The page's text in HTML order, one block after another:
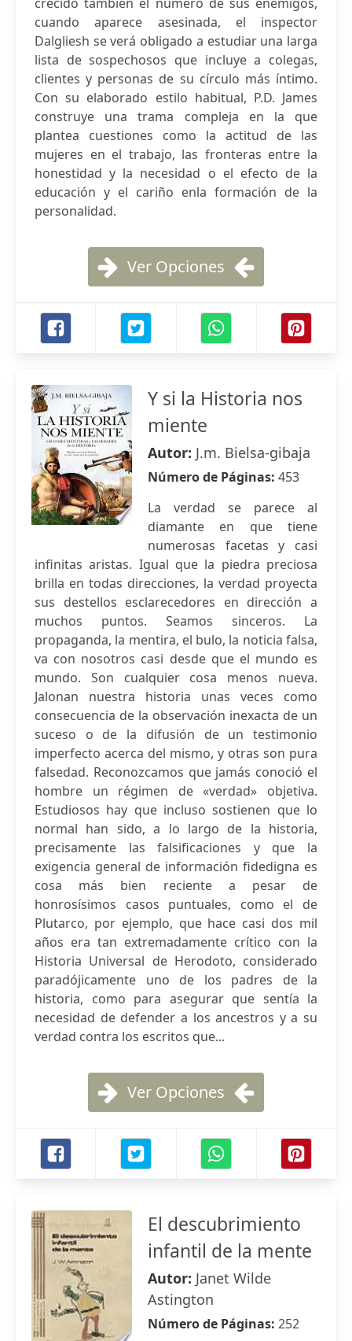
cuando aparece asesinada, el inspector
Dalgliesh se verá obligado a estudiar una larga
lista de sospechosos que incluye a colegas,
clientes y personas de su círculo más íntimo.
Con su elaborado estilo habitual, P.D. James
construye una trama compleja en la que
plantea cuestiones como la actitud de las
mujeres en el trabajo, las fronteras entre la
honestidad y la necesidad o el efecto de la
educación y el cariño enla formación de la
personalidad.
Ver Opciones
Y si la Historia nos
miente
Autor: J.m. Bielsa-gibaja
Número de Páginas: 453
La verdad se parece al
diamante en que tiene
numerosas facetas y casi
infinitas aristas. Igual que la piedra preciosa
brilla en todas direcciones, la verdad proyecta
sus destellos esclarecedores en dirección a
muchos puntos. Seamos sinceros. La
propaganda, la mentira, el bulo, la noticia falsa,
va con nosotros casi desde que el mundo es
mundo. Son cualquier cosa menos nueva.
Jalonan nuestra historia unas veces como
consecuencia de la observación inexacta de un
suceso o de la difusión de un testimonio
imperfecto acerca del mismo, y otras son pura
falsedad. Reconozcamos que jamás conoció el
hombre un régimen de «verdad» objetiva.
Estudiosos hay que incluso sostienen que lo
normal han sido, a lo largo de la historia,
precisamente las falsificaciones y que la
exigencia general de información fidedigna es
cosa más bien reciente a pesar de
honrosísimos casos puntuales, como el de
Plutarco, por ejemplo, que hace casi dos mil
años era tan extremadamente crítico con la
Historia Universal de Herodoto, considerado
paradójicamente uno de los padres de la
historia, como para asegurar que sentía la
necesidad de defender a los ancestros y a su
verdad contra los escritos que...
Ver Opciones
El descubrimiento
infantil de la mente
Autor: Janet Wilde
Astington
Número de Páginas: 252